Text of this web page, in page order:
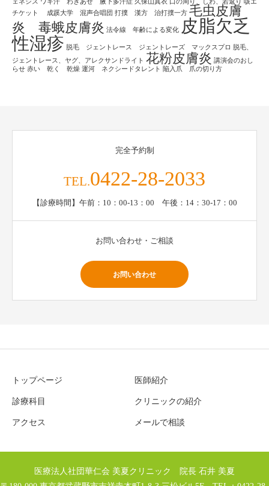
ェネシス ワキ汗 わきあせ 腋下多汗症 久保山真衣 口の周り、しわ、若返り 咳エ
チケット
成蹊大学 混声合唱団 打撲 漢方 治打撲一方 毛虫皮膚
炎 毒蛾皮膚炎 法令線 年齢による変化
皮脂欠乏
性湿疹 脱毛 ジェントレース ジェントレーズ マックスプロ
脱毛、
ジェントレース、ヤグ、アレクサンドライト 花粉皮膚炎 講演会のおし
らせ 赤い 乾く 乾燥 運河 ネクシードタレント 陥入爪 爪の切り方
完全予約制
TEL.0422-28-2033
【診療時間】午前：10：00-13：00 午後：14：30-17：00
お問い合わせ・ご相談
お問い合わせ
トップページ 医師紹介
診療科目 クリニックの紹介
アクセス メールで相談
医療法人社団華仁会 美夏クリニック 院長 石井 美夏